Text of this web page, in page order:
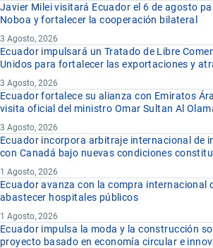
Javier Milei visitará Ecuador el 6 de agosto
Noboa y fortalecer la cooperación bilateral
3 Agosto, 2026
Ecuador impulsará un Tratado de Libre
Unidos para fortalecer las exportaciones y
3 Agosto, 2026
Ecuador fortalece su alianza con Emiratos
visita oficial del ministro Omar Sultan Al
3 Agosto, 2026
Ecuador incorpora arbitraje internacional de
con Canadá bajo nuevas condiciones
1 Agosto, 2026
Ecuador avanza con la compra internacional
abastecer hospitales públicos
1 Agosto, 2026
Ecuador impulsa la moda y la construcción
proyecto basado en economía circular e